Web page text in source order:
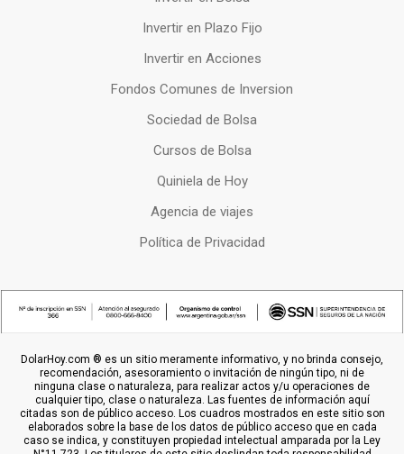
Invertir en Plazo Fijo
Invertir en Acciones
Fondos Comunes de Inversion
Sociedad de Bolsa
Cursos de Bolsa
Quiniela de Hoy
Agencia de viajes
Política de Privacidad
DolarHoy.com ® es un sitio meramente informativo, y no brinda consejo,
recomendación, asesoramiento o invitación de ningún tipo, ni de
ninguna clase o naturaleza, para realizar actos y/u operaciones de
cualquier tipo, clase o naturaleza. Las fuentes de información aquí
citadas son de público acceso. Los cuadros mostrados en este sitio son
elaborados sobre la base de los datos de público acceso que en cada
caso se indica, y constituyen propiedad intelectual amparada por la Ley